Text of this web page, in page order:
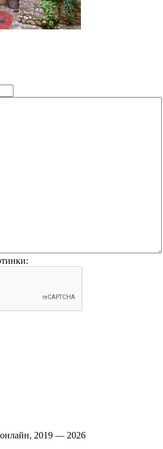
2019 — 2026